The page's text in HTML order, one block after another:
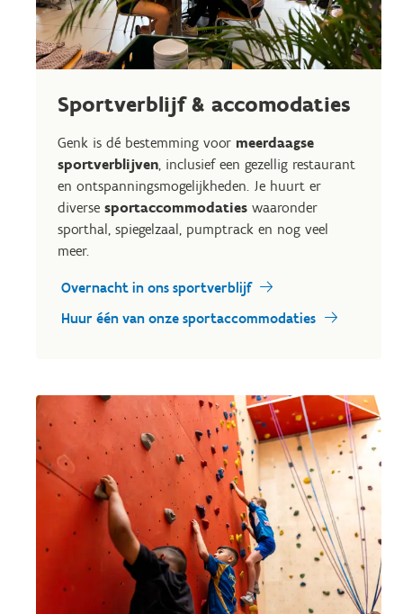
Sportverblijf & accomodaties
Genk is dé bestemming voor meerdaagse
sportverblijven, inclusief een gezellig restaurant
en ontspanningsmogelijkheden. Je huurt er
diverse sportaccommodaties waaronder
sporthal, spiegelzaal, pumptrack en nog veel
meer.
Overnacht in ons sportverblijf
Huur één van onze sportaccommodaties